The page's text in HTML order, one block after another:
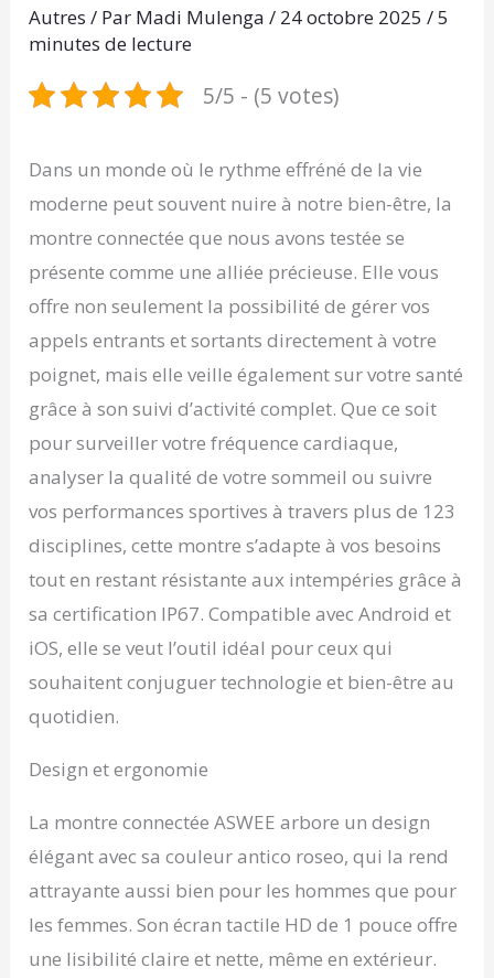
Autres / Par Madi Mulenga/ 24 octobre 2025/5
minutes de lecture
5/5 - (5 votes)
Dans un monde où le rythme effréné de la vie
moderne peut souvent nuire à notre bien-être, la
montre connectée que nous avons testée se
présente comme une alliée précieuse. Elle vous
offre non seulement la possibilité de gérer vos
appels entrants et sortants directement à votre
poignet, mais elle veille également sur votre santé
grâce à son suivi d’activité complet. Que ce soit
pour surveiller votre fréquence cardiaque,
analyser la qualité de votre sommeil ou suivre
vos performances sportives à travers plus de 123
disciplines, cette montre s’adapte à vos besoins
tout en restant résistante aux intempéries grâce à
sa certification IP67. Compatible avec Android et
iOS, elle se veut l’outil idéal pour ceux qui
souhaitent conjuguer technologie et bien-être au
quotidien.
Design et ergonomie
La montre connectée ASWEE arbore un design
élégant avec sa couleur antico roseo, qui la rend
attrayante aussi bien pour les hommes que pour
les femmes. Son écran tactile HD de 1 pouce offre
une lisibilité claire et nette, même en extérieur.